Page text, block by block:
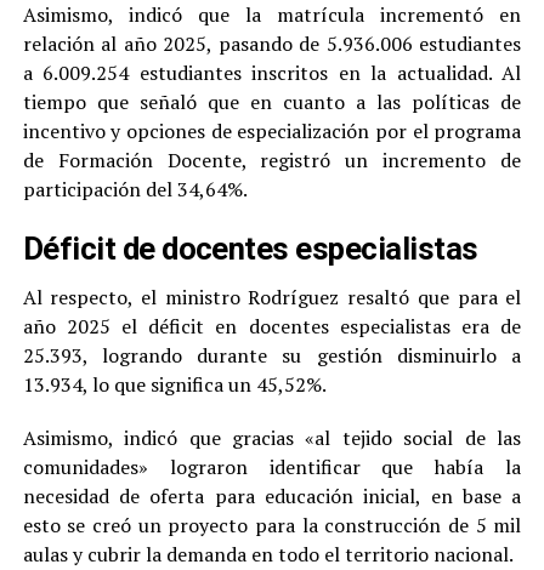
Asimismo, indicó que la matrícula incrementó en
relación al año 2025, pasando de 5.936.006 estudiantes
a 6.009.254 estudiantes inscritos en la actualidad. Al
tiempo que señaló que en cuanto a las políticas de
incentivo y opciones de especialización por el programa
de Formación Docente, registró un incremento de
participación del 34,64%.
Déficit de docentes especialistas
Al respecto, el ministro Rodríguez resaltó que para el
año 2025 el déficit en docentes especialistas era de
25.393, logrando durante su gestión disminuirlo a
13.934, lo que significa un 45,52%.
Asimismo, indicó que gracias «al tejido social de las
comunidades» lograron identificar que había la
necesidad de oferta para educación inicial, en base a
esto se creó un proyecto para la construcción de 5 mil
aulas y cubrir la demanda en todo el territorio nacional.